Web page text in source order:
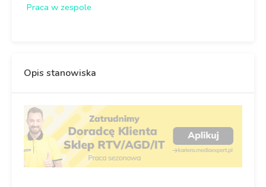
Praca w zespole
Opis stanowiska